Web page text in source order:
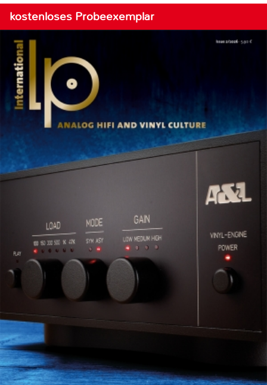
kostenloses Probeexemplar